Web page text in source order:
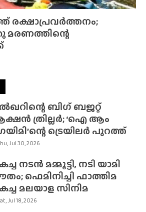
രക്ഷാപ്രവർത്തനം;
മരണത്തിന്റെ
ബിഗ് ബജറ്റ്
ത്രില്ലർ; ‘ഐ ആം
ട്രെയിലർ പുറത്ത്
Jul 30, 2026
നടൻ മമ്മൂട്ടി, നടി യാമി
ഫെമിനിച്ചി ഫാത്തിമ
മലയാള സിനിമ
Jul 18, 2026